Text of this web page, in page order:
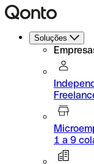
Soluções
1 a 9